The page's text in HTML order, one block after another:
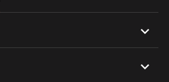

